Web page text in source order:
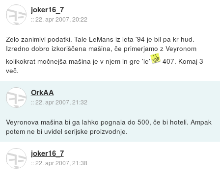
joker16_7
::22. apr 2007, 20:22
Zelo zanimivi podatki. Tale LeMans iz leta '94 je bil pa kr hud.
Izredno dobro izkoriščena mašina, če primerjamo z Veyronom
kolikokrat močnejša mašina je v njem in gre 'le'
407. Komaj 3
več.
OrkAA
::22. apr 2007, 21:32
Veyronova mašina bi ga lahko pognala do 500, če bi hoteli. Ampak
potem ne bi uvidel serijske proizvodnje.
joker16_7
::22. apr 2007, 21:38